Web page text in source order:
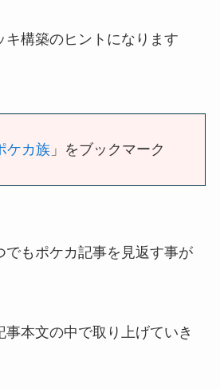
キ構築のヒントになります
ケカ族」をブックマーク
でもポケカ記事を見返す事が
本文の中で取り上げていき